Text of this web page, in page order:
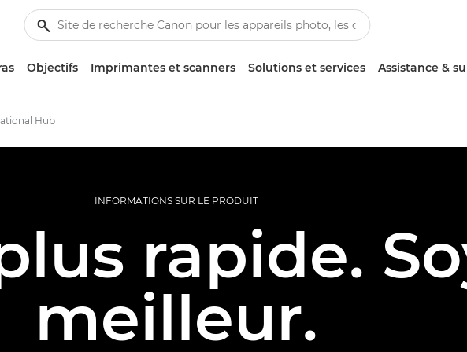
Objectifs Imprimantes et scanners Solutions et services Assistance &
Hub
INFORMATIONS SUR LE PRODUIT
rapide.
meilleur.